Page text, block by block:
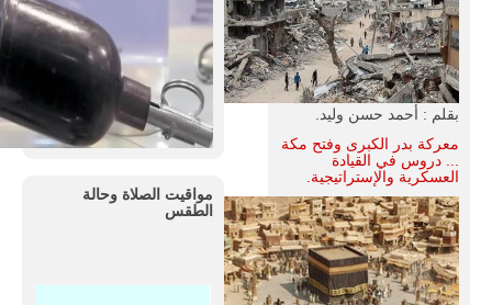
بقلم : أحمد حسن وليد.
معركة بدر الكبرى وفتح مكة
... دروس في القيادة
العسكرية والإستراتيجية.
مواقيت الصلاة وحالة
الطقس